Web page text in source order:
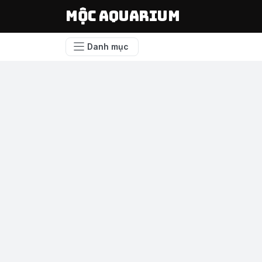
Mộc Aquarium
Danh mục